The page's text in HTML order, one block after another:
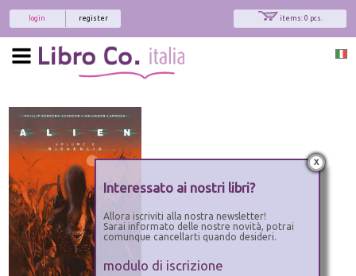
items: 0 pcs.
register
login
x
Interessato ai nostri libri?
Allora iscriviti alla nostra newsletter!
Sarai informato delle nostre novità, potrai
comunque cancellarti quando desideri.
modulo di iscrizione